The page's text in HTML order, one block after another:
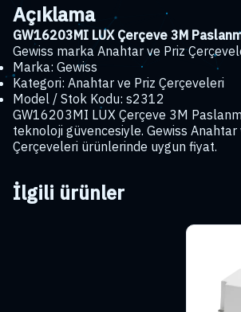
Açıklama
GW16203MI LUX Çerçeve 3M
Gewiss marka Anahtar ve Priz
Marka: Gewiss
Kategori: Anahtar ve Priz Çerçeveleri
Model / Stok Kodu: s2312
GW16203MI LUX Çerçeve 3M
teknoloji güvencesiyle. Gewiss Anahtar
Çerçeveleri ürünlerinde uygun fiyat.
İlgili ürünler